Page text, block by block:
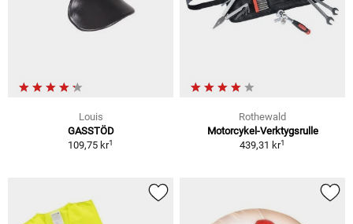
Louis
GASSTÖD
109,75 kr1
Rothewald
Motorcykel-Verktygsrulle
439,31 kr1